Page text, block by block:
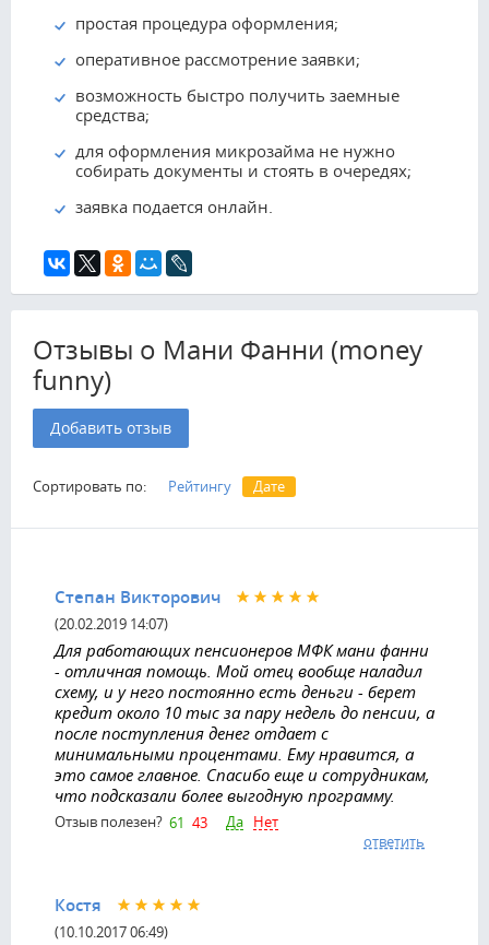
простая процедура оформления;
оперативное рассмотрение заявки;
возможность быстро получить заемные
средства;
для оформления микрозайма не нужно
собирать документы и стоять в очередях;
заявка подается онлайн.
Отзывы о Мани Фанни (money
funny)
Добавить отзыв
Сортировать по: Рейтингу Дате
Степан Викторович
(20.02.2019 14:07)
Для работающих пенсионеров МФК мани фанни
- отличная помощь. Мой отец вообще наладил
схему, и у него постоянно есть деньги - берет
кредит около 10 тыс за пару недель до пенсии, а
после поступления денег отдает с
минимальными процентами. Ему нравится, а
это самое главное. Спасибо еще и сотрудникам,
что подсказали более выгодную программу.
Отзыв полезен? 61 43 Да Нет
ответить
Костя
(10.10.2017 06:49)